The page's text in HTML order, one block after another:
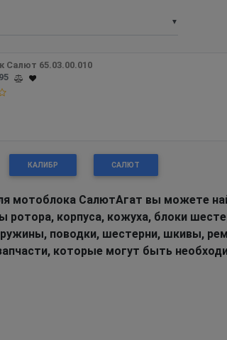
▼
Салют 65.03.00.010
КАЛИБР САЛЮТ
мотоблока СалютАгат вы можете
ротора, корпуса, кожуха, блоки
поводки, шестерни, шкивы,
которые могут быть